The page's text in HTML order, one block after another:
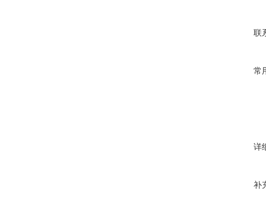
联
常
详
补